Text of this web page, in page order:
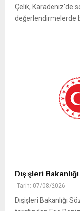
Çelik, Karadeniz'de
değerlendirmelerde
Dışişleri
Tarih: 07/08/2026
Dışişleri Bakanlığı